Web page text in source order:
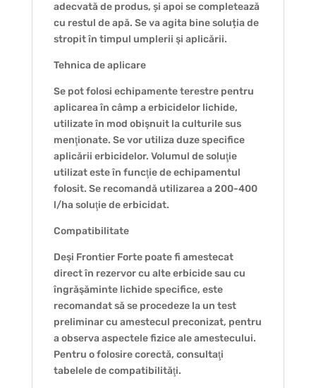
adecvată de produs, și apoi se completează
cu restul de apă. Se va agita bine soluția de
stropit în timpul umplerii şi aplicării.
Tehnica de aplicare
Se pot folosi echipamente terestre pentru
aplicarea în câmp a erbicidelor lichide,
utilizate în mod obişnuit la culturile sus
menţionate. Se vor utiliza duze specifice
aplicării erbicidelor. Volumul de soluţie
utilizat este în funcţie de echipamentul
folosit. Se recomandă utilizarea a 200-400
l/ha soluţie de erbicidat.
Compatibilitate
Deşi Frontier Forte poate fi amestecat
direct în rezervor cu alte erbicide sau cu
îngrăşăminte lichide specifice, este
recomandat să se procedeze la un test
preliminar cu amestecul preconizat, pentru
a observa aspectele fizice ale amestecului.
Pentru o folosire corectă, consultaţi
tabelele de compatibilităţi.